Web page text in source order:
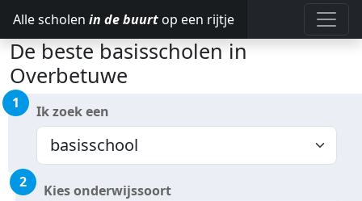
Alle scholen in de buurt op een rijtje
De beste basisscholen in
Overbetuwe
1 Ik zoek een
2 Kies onderwijssoort